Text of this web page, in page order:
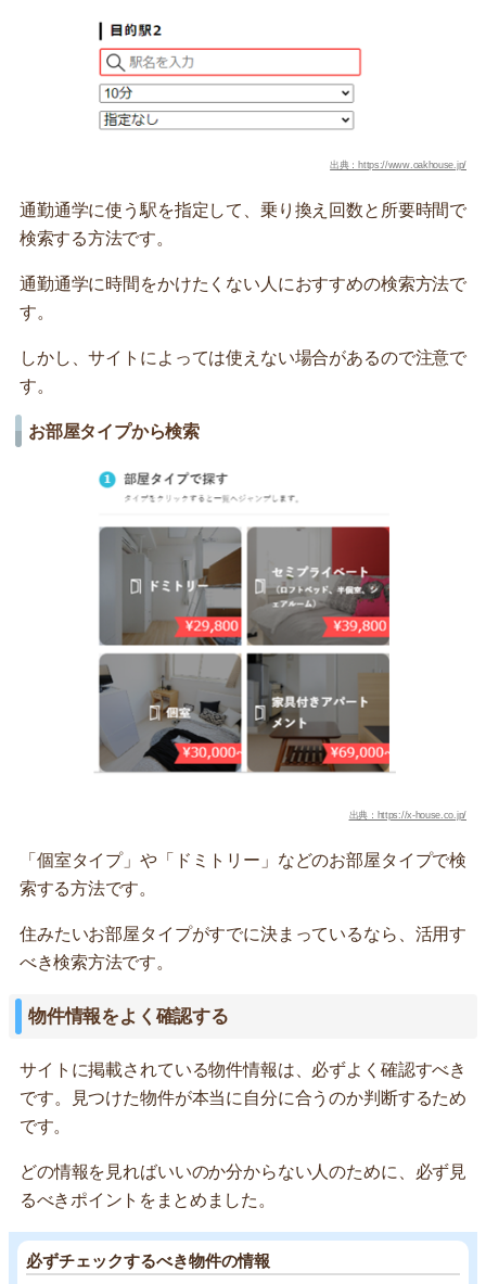
出典：https://www.oakhouse.jp/
通勤通学に使う駅を指定して、乗り換え回数と所要時間で
検索する方法です。
通勤通学に時間をかけたくない人におすすめの検索方法で
す。
しかし、サイトによっては使えない場合があるので注意で
す。
お部屋タイプから検索
出典：https://x-house.co.jp/
「個室タイプ」や「ドミトリー」などのお部屋タイプで検
索する方法です。
住みたいお部屋タイプがすでに決まっているなら、活用す
べき検索方法です。
物件情報をよく確認する
サイトに掲載されている物件情報は、必ずよく確認すべき
です。見つけた物件が本当に自分に合うのか判断するため
です。
どの情報を見ればいいのか分からない人のために、必ず見
るべきポイントをまとめました。
必ずチェックするべき物件の情報